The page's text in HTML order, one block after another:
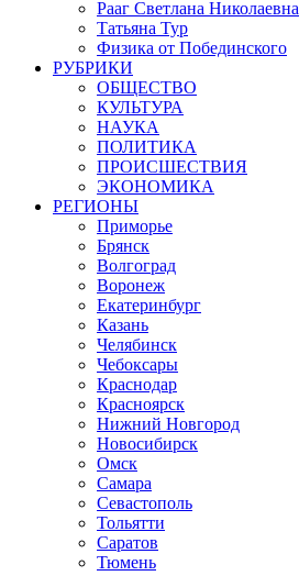
Рааг Светлана Николаевна
Татьяна Тур
Физика от Побединского
РУБРИКИ
ОБЩЕСТВО
КУЛЬТУРА
НАУКА
ПОЛИТИКА
ПРОИСШЕСТВИЯ
ЭКОНОМИКА
РЕГИОНЫ
Приморье
Брянск
Волгоград
Воронеж
Екатеринбург
Казань
Челябинск
Чебоксары
Краснодар
Красноярск
Нижний Новгород
Новосибирск
Омск
Самара
Севастополь
Тольятти
Саратов
Тюмень